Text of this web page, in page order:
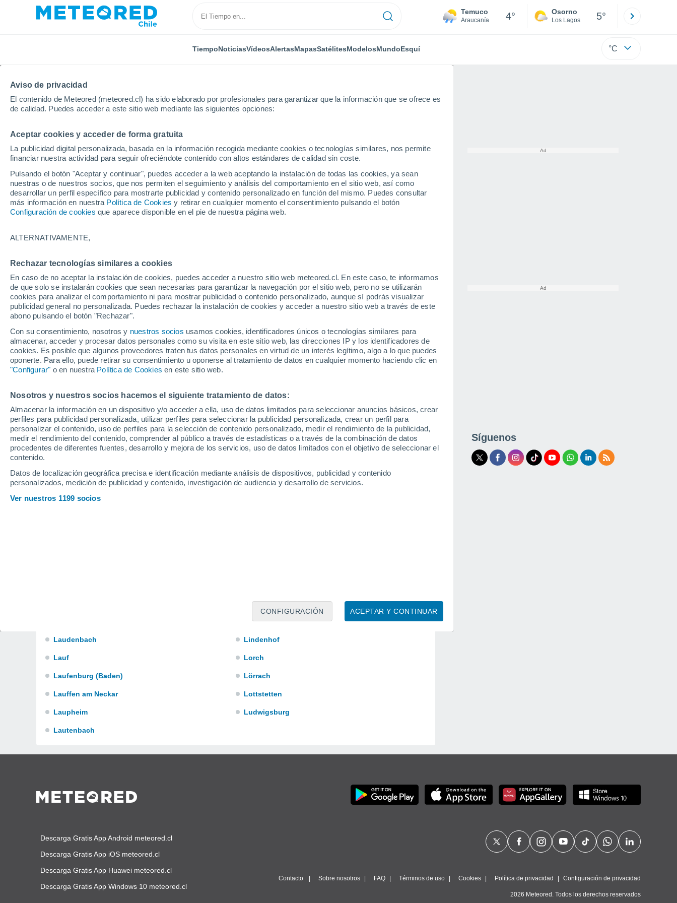
Aviso de privacidad
El contenido de Meteored (meteored.cl) ha sido elaborado por profesionales para garantizar que la información que se ofrece es
de calidad. Puedes acceder a este sitio web mediante las siguientes opciones:
Aceptar cookies y acceder de forma gratuita
La publicidad digital personalizada, basada en la información recogida mediante cookies o tecnologías similares, nos permite
financiar nuestra actividad para seguir ofreciéndote contenido con altos estándares de calidad sin coste.
Pulsando el botón "Aceptar y continuar", puedes acceder a la web aceptando la instalación de todas las cookies, ya sean
nuestras o de nuestros socios, que nos permiten el seguimiento y análisis del comportamiento en el sitio web, así como
desarrollar un perfil específico para mostrarte publicidad y contenido personalizado en función del mismo. Puedes consultar
más información en nuestra Política de Cookies y retirar en cualquier momento el consentimiento pulsando el botón
Configuración de cookies que aparece disponible en el pie de nuestra página web.
ALTERNATIVAMENTE,
Rechazar tecnologías similares a cookies
En caso de no aceptar la instalación de cookies, puedes acceder a nuestro sitio web meteored.cl. En este caso, te informamos
de que solo se instalarán cookies que sean necesarias para garantizar la navegación por el sitio web, pero no se utilizarán
cookies para analizar el comportamiento ni para mostrar publicidad o contenido personalizado, aunque sí podrás visualizar
publicidad general no personalizada. Puedes rechazar la instalación de cookies y acceder a nuestro sitio web a través de este
abono pulsando el botón "Rechazar".
Con su consentimiento, nosotros y nuestros socios usamos cookies, identificadores únicos o tecnologías similares para
almacenar, acceder y procesar datos personales como su visita en este sitio web, las direcciones IP y los identificadores de
cookies. Es posible que algunos proveedores traten tus datos personales en virtud de un interés legítimo, algo a lo que puedes
oponerte. Para ello, puede retirar su consentimiento u oponerse al tratamiento de datos en cualquier momento haciendo clic en
"Configurar" o en nuestra Política de Cookies en este sitio web.
Nosotros y nuestros socios hacemos el siguiente tratamiento de datos:
Almacenar la información en un dispositivo y/o acceder a ella, uso de datos limitados para seleccionar anuncios básicos, crear
perfiles para publicidad personalizada, utilizar perfiles para seleccionar la publicidad personalizada, crear un perfil para
personalizar el contenido, uso de perfiles para la selección de contenido personalizado, medir el rendimiento de la publicidad,
medir el rendimiento del contenido, comprender al público a través de estadísticas o a través de la combinación de datos
procedentes de diferentes fuentes, desarrollo y mejora de los servicios, uso de datos limitados con el objetivo de seleccionar el
contenido.
Datos de localización geográfica precisa e identificación mediante análisis de dispositivos, publicidad y contenido
personalizados, medición de publicidad y contenido, investigación de audiencia y desarrollo de servicios.
Ver nuestros 1199 socios
ACEPTAR Y CONTINUAR
CONFIGURACIÓN
Temuco
Araucanía 4° Osorno
Los Lagos 5°
TiempoNoticiasVídeosAlertasMapasSatélitesModelosMundoEsquí °C
Inicio Alemania Baden-Wurtemberg
El tiempo en todas las ciudades de Baden-
Wurtemberg
Todas las localidades de Baden-Wurtemberg
Kaltenbronn
Kandellifte - St. Peter
Kappelrodeck
Karlsruhe
Kehl
Kenzingen
Kirchberg An Der Murr
Kirchheim
Kirchzarten
Kißlegg
Klettgau
Kniebis
Königsbronn
Konstanz
Korntal
Kuchen
Kupferzell
Laudenbach
Lauf
Laufenburg (Baden)
Lauffen am Neckar
Laupheim
Lautenbach
Lichtenstein
Limbach
Lindenhof
Lorch
Lörrach
Lottstetten
Ludwigsburg
Síguenos
Descarga Gratis App Android meteored.cl
Descarga Gratis App iOS meteored.cl
Descarga Gratis App Huawei meteored.cl
Descarga Gratis App Windows 10 meteored.cl
Contacto Sobre nosotros FAQ Términos de uso Cookies Política de privacidad Configuración de privacidad
2026 Meteored. Todos los derechos reservados